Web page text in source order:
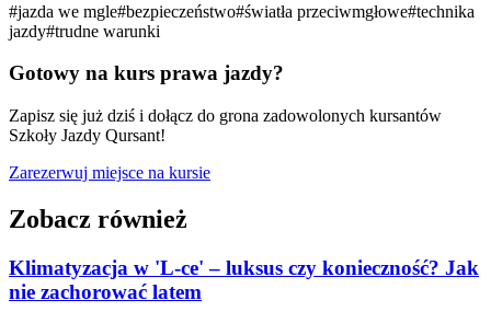
#jazda we mgle#bezpieczeństwo#światła przeciwmgłowe#technika
jazdy#trudne warunki
Gotowy na kurs prawa jazdy?
Zapisz się już dziś i dołącz do grona zadowolonych kursantów
Szkoły Jazdy Qursant!
Zarezerwuj miejsce na kursie
Zobacz również
Klimatyzacja w 'L-ce' – luksus czy konieczność? Jak
nie zachorować latem